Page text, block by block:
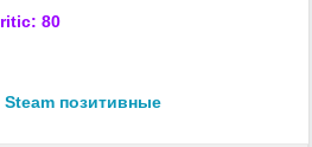
80
позитивные